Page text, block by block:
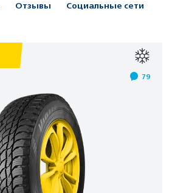
Отзывы Социальные сети
79